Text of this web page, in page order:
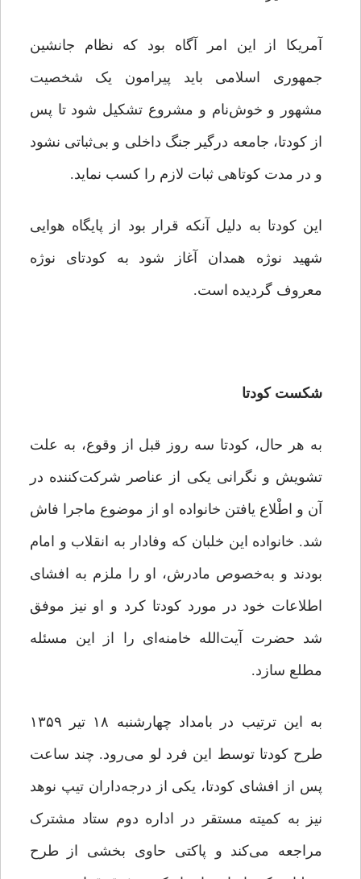
آمریکا از این امر آگاه بود که نظام جانشین
جمهوری اسلامی باید پیرامون یک شخصیت
مشهور و خوش‌نام و مشروع تشکیل شود تا پس
از کودتا، جامعه درگیر جنگ داخلی و بی‌ثباتی نشود
و در مدت کوتاهی ثبات لازم را کسب نماید.
این کودتا به دلیل آنکه قرار بود از پایگاه هوایی
شهید نوژه همدان آغاز شود به کودتای نوژه
معروف گردیده است.
شکست کودتا
به هر حال، کودتا سه روز قبل از وقوع، به علت
تشویش و نگرانی یکی از عناصر شرکت‌کننده در
آن و اطْلاع یافتن خانواده او از موضوع ماجرا فاش
‌شد. خانواده این خلبان که وفادار به انقلاب و امام
بودند و به‌خصوص مادرش، او را ملزم به افشای
اطلاعات خود در مورد کودتا کرد و او نیز موفق
شد حضرت آیت‌الله خامنه‌ای را از این مسئله
مطلع سازد.
به این ترتیب در بامداد چهارشنبه ۱۸ تیر ۱۳۵۹
طرح کودتا توسط این فرد لو می‌رود. چند ساعت
پس از افشای کودتا، یکی از درجه‌داران تیپ نوهد
نیز به کمیته مستقر در اداره دوم ستاد مشترک
مراجعه می‌کند و پاکتی حاوی بخشی از طرح